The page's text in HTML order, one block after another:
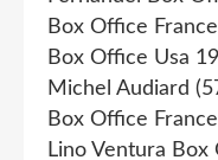
Box Office
Box Office Usa
Michel Audiard
Box Office
Lino Ventura Box